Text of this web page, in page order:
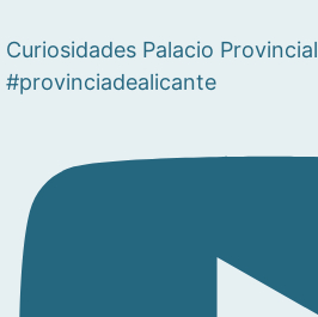
Curiosidades Palacio Provincial
#provinciadealicante